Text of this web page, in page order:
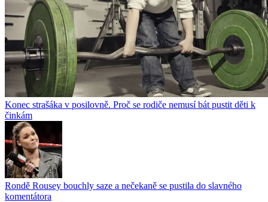
Konec strašáka v posilovně. Proč se rodiče nemusí bát pustit děti k
činkám
Rondě Rousey bouchly saze a nečekaně se pustila do slavného
komentátora